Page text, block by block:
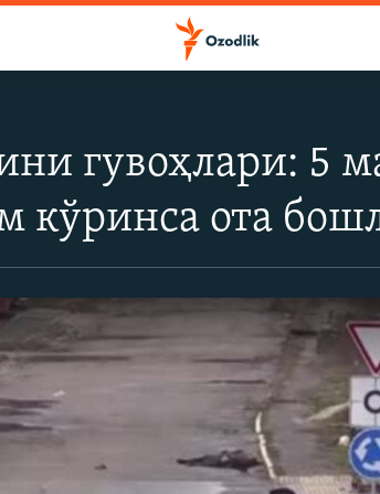
гувоҳлари: 5
кўринса ота